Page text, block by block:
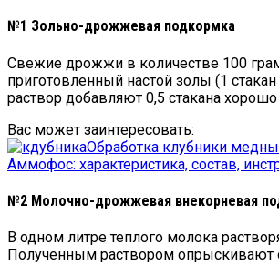
№1 Зольно-дрожжевая подкормка
Свежие дрожжи в количестве 100
приготовленный настой золы (1
раствор добавляют 0,5 стакана
Вас может заинтересовать:
Обработка клубники
Аммофос: характеристика, состав,
№2 Молочно-дрожжевая внекорневая
В одном литре теплого молока
Полученным раствором опрыскивают